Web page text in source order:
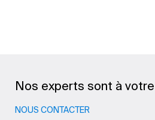
Nos experts sont à
NOUS CONTACTER